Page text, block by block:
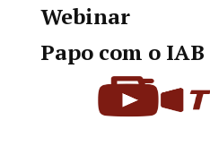
Webinar
Papo com o IAB